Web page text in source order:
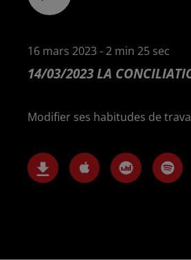
16 mars 2023 - 2 min 25 sec
14/03/2023 LA
Modifier ses habitudes de